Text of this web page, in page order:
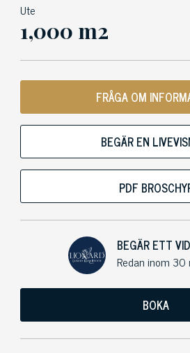
Ute
1,000 m2
FRÅGA OM
BEGÄR EN
PDF
BEGÄR ETT
Redan inom
BOKA